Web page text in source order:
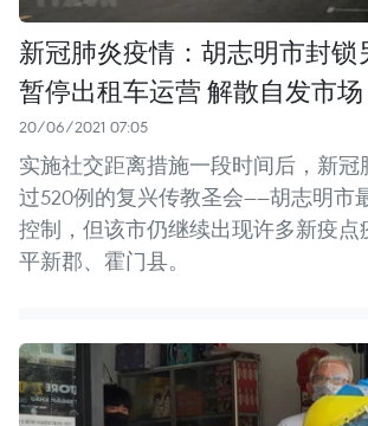
新冠肺炎疫情：胡志明市封锁
暂停出租车运营 解散自发市场
20/06/2021 07:05
实施社交距离措施一段时间后，新冠
过520例的复兴传教圣会——胡志明市
控制，但该市仍继续出现许多新疫点
平新郡、霍门县。